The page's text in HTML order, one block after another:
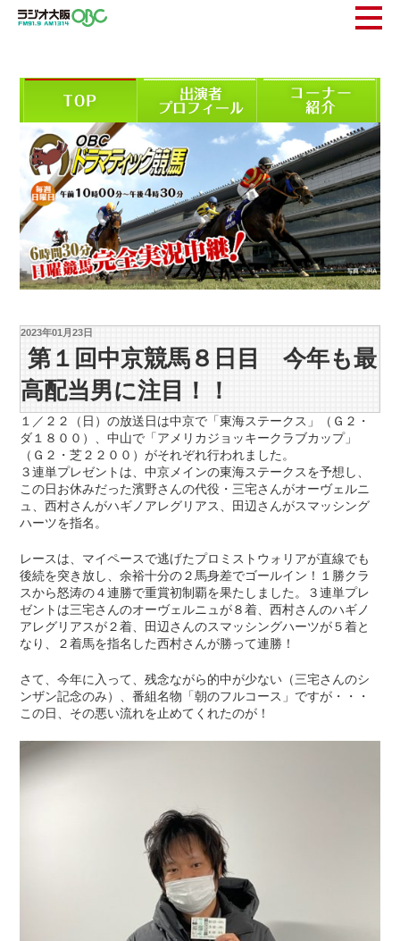
2023年01月23日
第１回中京競馬８日目 今年も最
高配当男に注目！！
１／２２（日）の放送日は中京で「東海ステークス」（Ｇ２・
ダ１８００）、中山で「アメリカジョッキークラブカップ」
（Ｇ２・芝２２００）がそれぞれ行われました。
３連単プレゼントは、中京メインの東海ステークスを予想し、
この日お休みだった濱野さんの代役・三宅さんがオーヴェルニ
ュ、西村さんがハギノアレグリアス、田辺さんがスマッシング
ハーツを指名。
レースは、マイペースで逃げたプロミストウォリアが直線でも
後続を突き放し、余裕十分の２馬身差でゴールイン！１勝クラ
スから怒涛の４連勝で重賞初制覇を果たしました。３連単プレ
ゼントは三宅さんのオーヴェルニュが８着、西村さんのハギノ
アレグリアスが２着、田辺さんのスマッシングハーツが５着と
なり、２着馬を指名した西村さんが勝って連勝！
さて、今年に入って、残念ながら的中が少ない（三宅さんのシ
ンザン記念のみ）、番組名物「朝のフルコース」ですが・・・
この日、その悪い流れを止めてくれたのが！